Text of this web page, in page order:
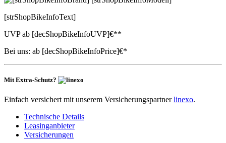
[strShopBikeInfoText]
UVP ab [decShopBikeInfoUVP]€**
Bei uns: ab [decShopBikeInfoPrice]€*
Mit Extra-Schutz?
Einfach versichert mit unserem Versicherungspartnerlinexo.
Technische Details
Leasinganbieter
Versicherungen